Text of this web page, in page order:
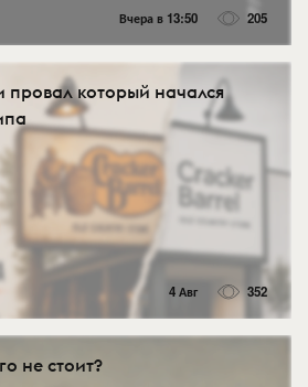
Вчера в 13:50 205
провал который начался
4 Авг 352
не стоит?